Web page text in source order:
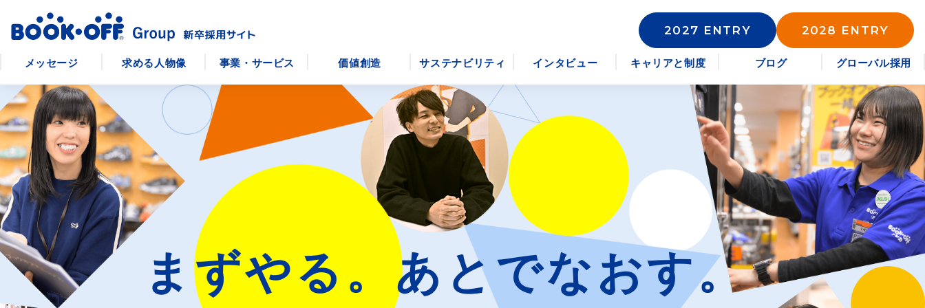
2027 ENTRY 2028 ENTRY
メッセージ 求める人物像 事業・サービス 価値創造 サステナビリティ インタビュー キャリアと制度 ブログ グローバル採用
まずやる。 あとでなおす。